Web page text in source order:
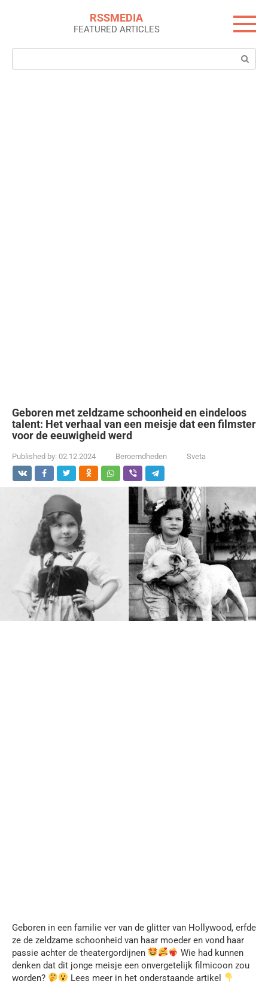
RSSMEDIA
FEATURED ARTICLES
Search:
Geboren met zeldzame schoonheid en eindeloos
talent: Het verhaal van een meisje dat een filmster
voor de eeuwigheid werd
Published by: 02.12.2024 Beroemdheden Sveta
Geboren in een familie ver van de glitter van Hollywood, erfde
ze de zeldzame schoonheid van haar moeder en vond haar
passie achter de theatergordijnen
Wie had kunnen
denken dat dit jonge meisje een onvergetelijk filmicoon zou
worden?
Lees meer in het onderstaande artikel